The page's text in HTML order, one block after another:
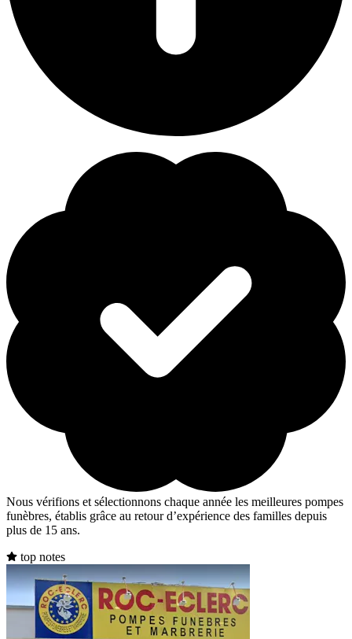
Nous vérifions et sélectionnons chaque année les meilleures pompes
funèbres, établis grâce au retour d’expérience des familles depuis
plus de 15 ans.
top notes